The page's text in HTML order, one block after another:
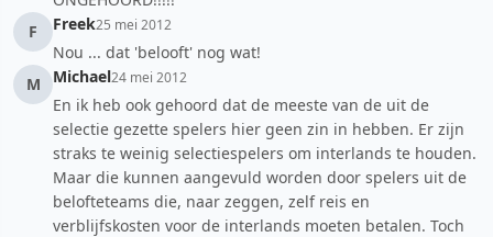
F
Freek25 mei 2012
Nou ... dat 'belooft' nog wat!
M
Michael24 mei 2012
En ik heb ook gehoord dat de meeste van de uit de
selectie gezette spelers hier geen zin in hebben. Er zijn
straks te weinig selectiespelers om interlands te houden.
Maar die kunnen aangevuld worden door spelers uit de
belofteteams die, naar zeggen, zelf reis en
verblijfskosten voor de interlands moeten betalen. Toch